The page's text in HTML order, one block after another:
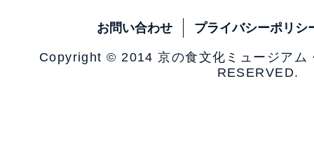
お問い合わせ プライバシーポリシ
Copyright © 2014 京の食文化ミュージア
RESERVED.